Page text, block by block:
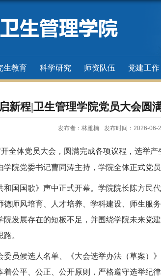
生教育 科学研究 师资队伍 党建工作
新程|卫生管理学院党员大会圆
发布者：林雅楠 发布时间：2026-06-
全体党员大会，圆满完成各项议程，选举
院党委书记曹同涛主持，学院全体正式党
和国国歌》声中正式开幕。学院院长陈方民
德师风培育、人才培养、学科建设、师生服
发展存在的短板不足，并围绕学院未来党
。
委员候选人名单、《大会选举办法（草案）
公平、公正、公开原则，严格遵守选举纪